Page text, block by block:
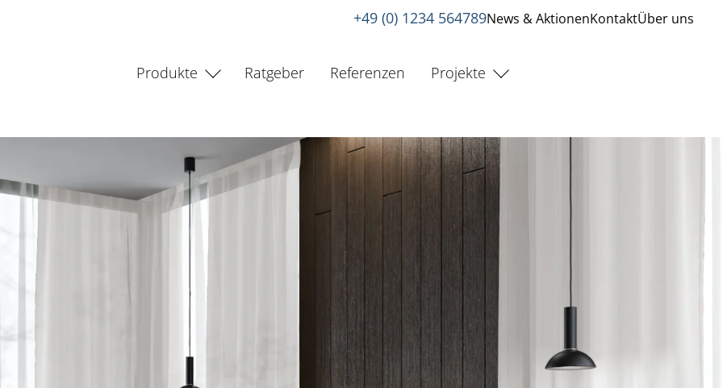
+49 (0) 1234 564789News & AktionenKontaktÜber uns
Produkte Ratgeber Referenzen Projekte